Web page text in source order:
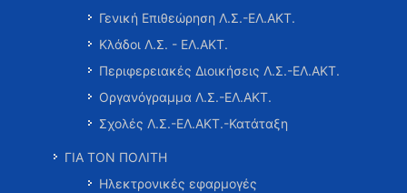
Γενική Επιθεώρηση Λ.Σ.-ΕΛ.ΑΚΤ.
Κλάδοι Λ.Σ. - ΕΛ.ΑΚΤ.
Περιφερειακές Διοικήσεις Λ.Σ.-ΕΛ.ΑΚΤ.
Οργανόγραμμα Λ.Σ.-ΕΛ.ΑΚΤ.
Σχολές Λ.Σ.-ΕΛ.ΑΚΤ.-Κατάταξη
ΓΙΑ ΤΟΝ ΠΟΛΙΤΗ
Ηλεκτρονικές εφαρμογές